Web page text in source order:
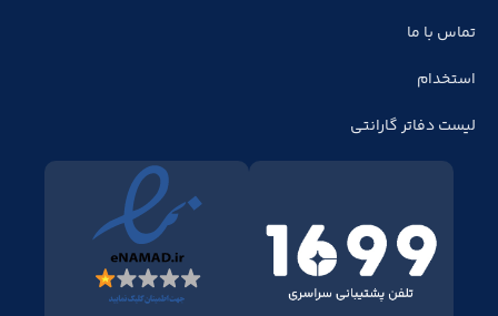
تماس با ما
استخدام
لیست دفاتر گارانتی